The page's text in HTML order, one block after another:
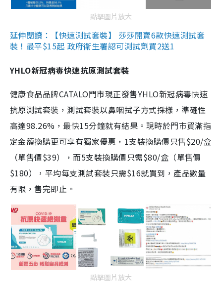
點擊圖片放大
延伸閱讀：【快速測試套裝】 莎莎開賣6款快速測試套
裝！最平$15起 政府衛生署認可測試劑買2送1
YHLO新冠病毒快速抗原測試套裝
健康食品品牌CATALO門市現正發售YHLO新冠病毒快速
抗原測試套裝，測試套裝以鼻咽拭子方式採樣，準確性
高達98.26%，最快15分鐘就有結果。現時於門市買滿指
定金額換購更可享有獨家優惠，1支裝換購價只售$20/盒
（單售價$39），而5支裝換購價只需$80/盒（單售價
$180），平均每支測試套裝只需$16就買到，產品數量
有限，售完即止。
點擊圖片放大